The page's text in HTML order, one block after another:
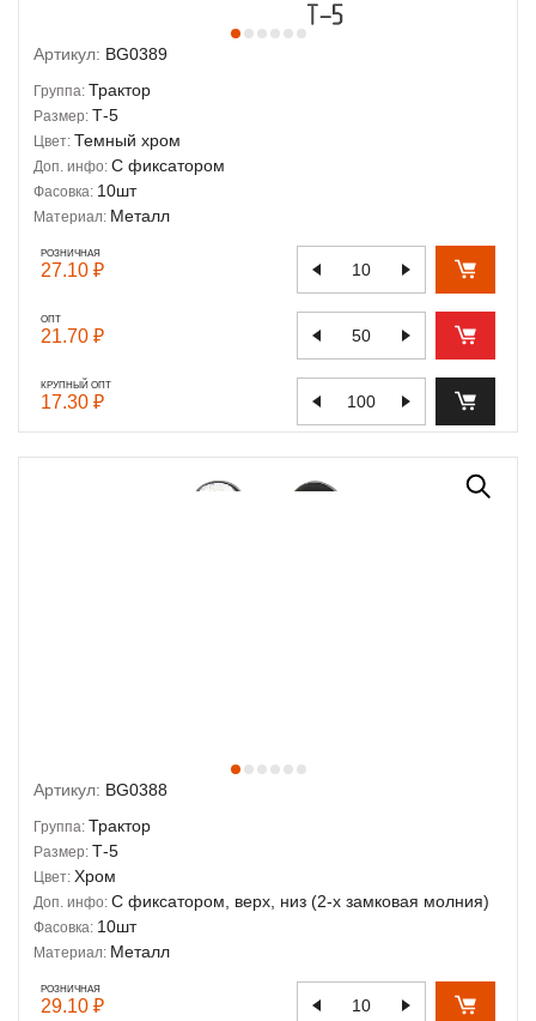
Артикул: BG0389
Группа: Трактор
Размер: Т-5
Цвет: Темный хром
Доп. инфо: С фиксатором
Фасовка: 10шт
Материал: Металл
РОЗНИЧНАЯ
27.10 ₽
ОПТ
21.70 ₽
КРУПНЫЙ ОПТ
17.30 ₽
Артикул: BG0388
Группа: Трактор
Размер: Т-5
Цвет: Хром
Доп. инфо: С фиксатором, верх, низ (2-х замковая молния)
Фасовка: 10шт
Материал: Металл
РОЗНИЧНАЯ
29.10 ₽